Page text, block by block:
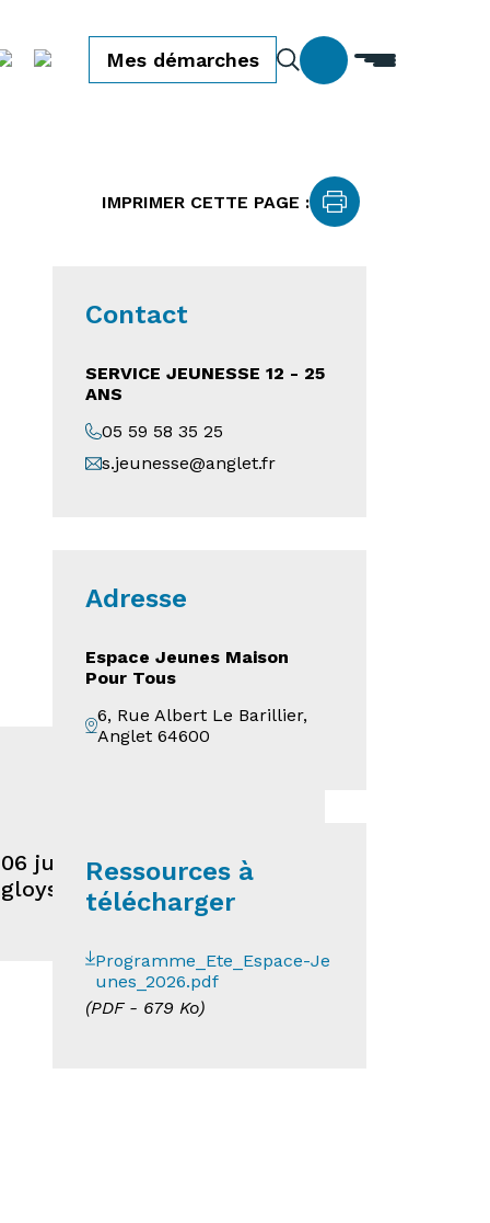
Mes démarches
IMPRIMER CETTE PAGE :
juillet au 21 août 2025.
et à partir du 4 juin
Contact
SERVICE JEUNESSE 12 - 25
ANS
05 59 58 35 25
s.jeunesse@anglet.fr
Adresse
Espace Jeunes Maison
Pour Tous
6, Rue Albert Le Barillier,
Anglet 64600
Ressources à
télécharger
Programme_Ete_Espace-Je
unes_2026.pdf
(PDF - 679 Ko)